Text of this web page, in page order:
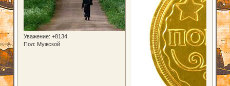
Уважение: +8134
Пол: Мужской